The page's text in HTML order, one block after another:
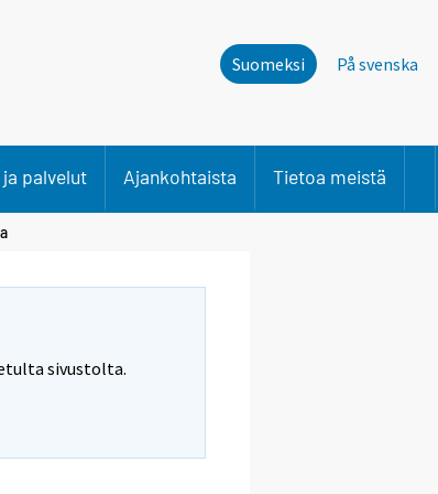
Suomeksi På svenska
palvelut Ajankohtaista Tietoa meistä
sivustolta.